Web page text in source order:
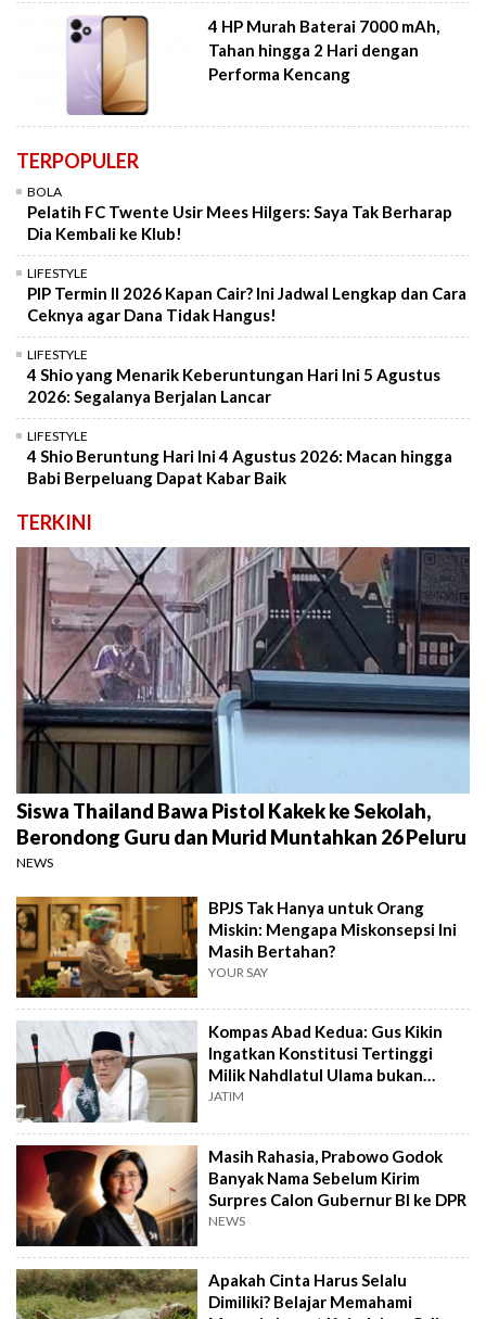
4 HP Murah Baterai 7000 mAh,
Tahan hingga 2 Hari dengan
Performa Kencang
TERPOPULER
BOLA
Pelatih FC Twente Usir Mees Hilgers: Saya Tak Berharap
Dia Kembali ke Klub!
LIFESTYLE
PIP Termin II 2026 Kapan Cair? Ini Jadwal Lengkap dan Cara
Ceknya agar Dana Tidak Hangus!
LIFESTYLE
4 Shio yang Menarik Keberuntungan Hari Ini 5 Agustus
2026: Segalanya Berjalan Lancar
LIFESTYLE
4 Shio Beruntung Hari Ini 4 Agustus 2026: Macan hingga
Babi Berpeluang Dapat Kabar Baik
TERKINI
Siswa Thailand Bawa Pistol Kakek ke Sekolah,
Berondong Guru dan Murid Muntahkan 26 Peluru
NEWS
BPJS Tak Hanya untuk Orang
Miskin: Mengapa Miskonsepsi Ini
Masih Bertahan?
YOUR SAY
Kompas Abad Kedua: Gus Kikin
Ingatkan Konstitusi Tertinggi
Milik Nahdlatul Ulama bukan
AD/ART
JATIM
Masih Rahasia, Prabowo Godok
Banyak Nama Sebelum Kirim
Surpres Calon Gubernur BI ke DPR
NEWS
Apakah Cinta Harus Selalu
Dimiliki? Belajar Memahami